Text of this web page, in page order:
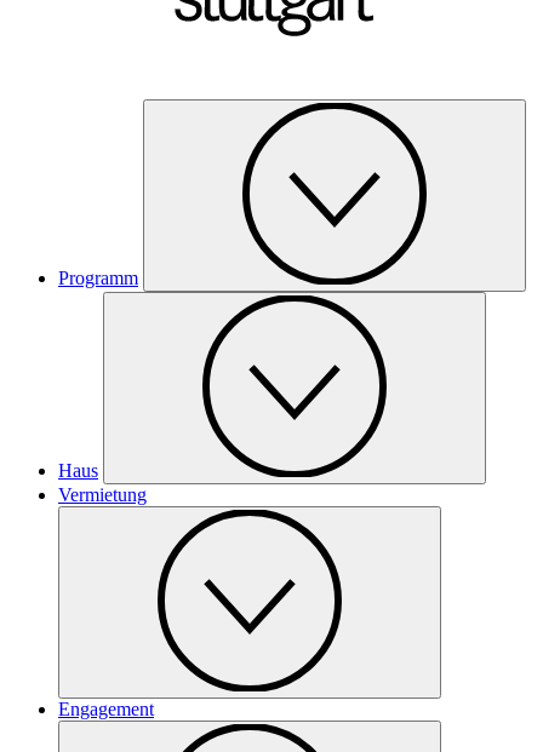
Programm
Haus
Vermietung
Engagement